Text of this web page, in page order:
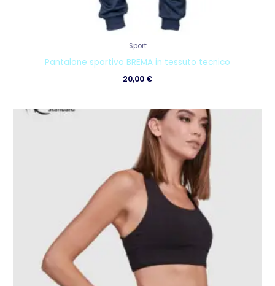
Sport
Pantalone sportivo BREMA in tessuto tecnico
20,00 €